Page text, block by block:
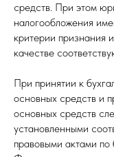
средств. При этом
налогообложения
критерии признания
качестве
При принятии к
основных средств и
основных средств
установленными
правовыми актами по